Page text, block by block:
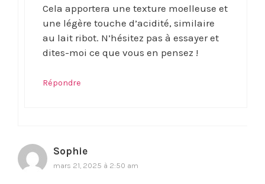
Cela apportera une texture moelleuse et
une légère touche d’acidité, similaire
au lait ribot. N’hésitez pas à essayer et
dites-moi ce que vous en pensez !
Répondre
Sophie
mars 21, 2025 à 2:50 am